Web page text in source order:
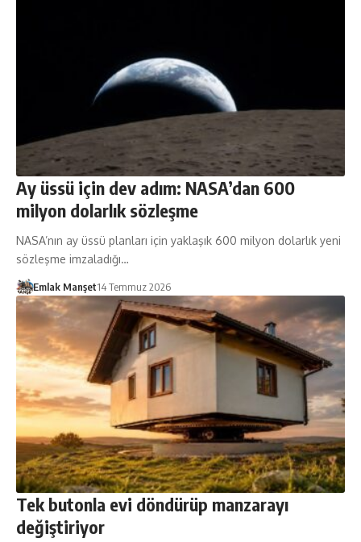
Ay üssü için dev adım: NASA’dan 600
milyon dolarlık sözleşme
NASA’nın ay üssü planları için yaklaşık 600 milyon dolarlık yeni
sözleşme imzaladığı…
Emlak Manşet14 Temmuz 2026
Tek butonla evi döndürüp manzarayı
değiştiriyor